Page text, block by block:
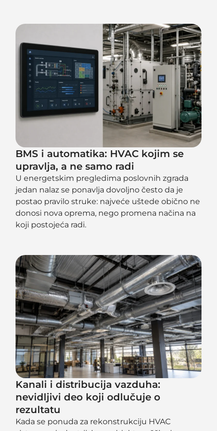
BMS i automatika: HVAC kojim se
upravlja, a ne samo radi
U energetskim pregledima poslovnih zgrada
jedan nalaz se ponavlja dovoljno često da je
postao pravilo struke: najveće uštede obično ne
donosi nova oprema, nego promena načina na
koji postojeća radi.
Kanali i distribucija vazduha:
nevidljivi deo koji odlučuje o
rezultatu
Kada se ponuda za rekonstrukciju HVAC